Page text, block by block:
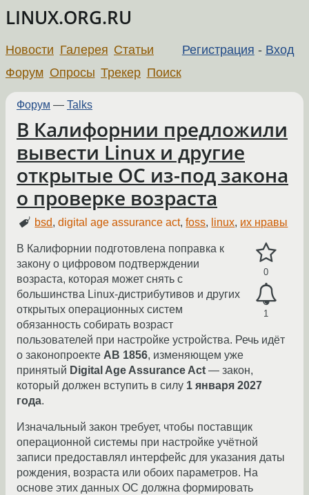
LINUX.ORG.RU
Регистрация - Вход
Новости Галерея Статьи
Форум Опросы Трекер Поиск
Форум — Talks
В Калифорнии предложили
вывести Linux и другие
открытые ОС из-под закона
о проверке возраста
bsd,digital age assurance act,foss, linux, их нравы
0
1
В Калифорнии подготовлена поправка к
закону о цифровом подтверждении
возраста, которая может снять с
большинства Linux-дистрибутивов и других
открытых операционных систем
обязанность собирать возраст
пользователей при настройке устройства. Речь идёт
о законопроекте AB 1856, изменяющем уже
принятый Digital Age Assurance Act — закон,
который должен вступить в силу 1 января 2027
года.
Изначальный закон требует, чтобы поставщик
операционной системы при настройке учётной
записи предоставлял интерфейс для указания даты
рождения, возраста или обоих параметров. На
основе этих данных ОС должна формировать